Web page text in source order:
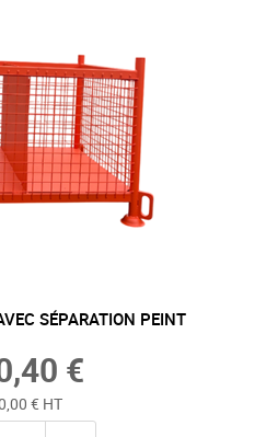
SÉPARATION PEINT
€
€ HT